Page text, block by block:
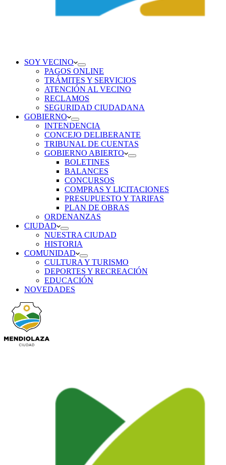
SOY VECINO
PAGOS ONLINE
TRÁMITES Y SERVICIOS
ATENCIÓN AL VECINO
RECLAMOS
SEGURIDAD CIUDADANA
GOBIERNO
INTENDENCIA
CONCEJO DELIBERANTE
TRIBUNAL DE CUENTAS
GOBIERNO ABIERTO
BOLETINES
BALANCES
CONCURSOS
COMPRAS Y LICITACIONES
PRESUPUESTO Y TARIFAS
PLAN DE OBRAS
ORDENANZAS
CIUDAD
NUESTRA CIUDAD
HISTORIA
COMUNIDAD
CULTURA Y TURISMO
DEPORTES Y RECREACIÓN
EDUCACIÓN
NOVEDADES